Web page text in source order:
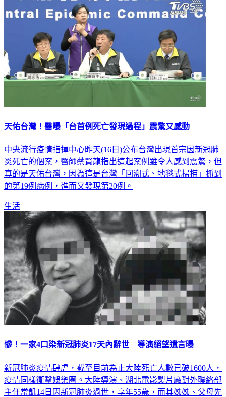
天佑台灣！醫曝「台首例死亡發現過程」震驚又感動
中央流行疫情指揮中心昨天(16日)公布台灣出現首宗因新冠肺
炎死亡的個案，醫師蔡賢龍指出這起案例雖令人感到震驚，但
真的是天佑台灣，因為這是台灣「回溯式、地毯式掃描」抓到
的第19例病例，進而又發現第20例。
生活
慘！一家4口染新冠肺炎17天內辭世 導演絕望遺言曝
新冠肺炎疫情肆虐，截至目前為止大陸死亡人數已破1600人，
疫情同樣衝擊娛樂圈。大陸導演、湖北電影製片廠對外聯絡部
主任常凱14日因新冠肺炎過世，享年55歲，而其姊姊、父母先